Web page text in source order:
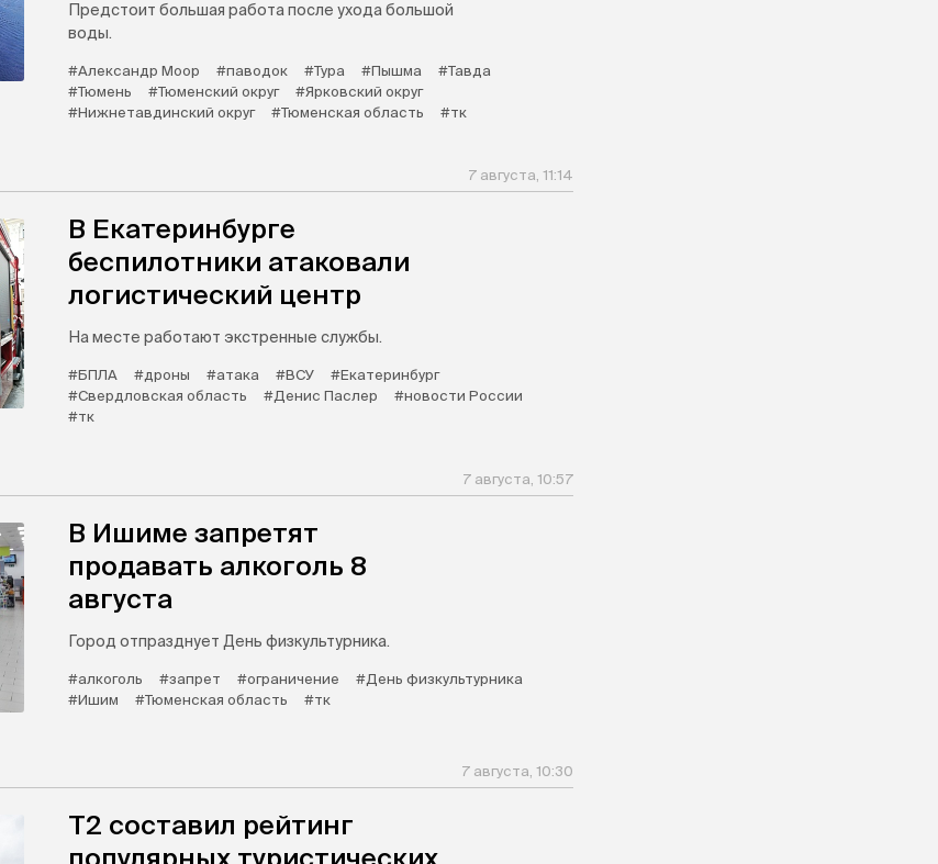
Предстоит большая работа после ухода большой
воды.
#Александр Моор #паводок #Тура #Пышма
#Тавда
#Тюмень
#Тюменский округ
#Ярковский округ
#Нижнетавдинский округ
#Тюменская область #тк
7 августа, 11:14
В Екатеринбурге
беспилотники атаковали
логистический центр
На месте работают экстренные службы.
#БПЛА #дроны #атака #ВСУ
#Екатеринбург
#Свердловская область
#Денис Паслер
#новости России
#тк
7 августа, 10:57
В Ишиме запретят
продавать алкоголь 8
августа
Город отпразднует День физкультурника.
#алкоголь #запрет #ограничение
#День физкультурника
#Ишим
#Тюменская область #тк
7 августа, 10:30
Т2 составил рейтинг